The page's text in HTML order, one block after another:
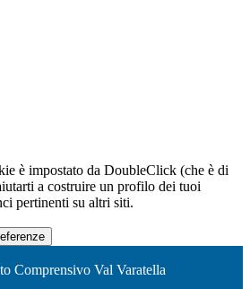
è impostato da DoubleClick (che è di
a costruire un profilo dei tuoi
pertinenti su altri siti.
Comprensivo Val Varatella